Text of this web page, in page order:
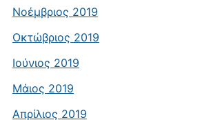
Νοέμβριος 2019
Οκτώβριος 2019
Ιούνιος 2019
Μάιος 2019
Απρίλιος 2019